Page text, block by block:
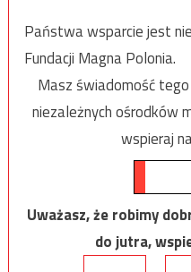
Państwa wsparcie jest
Fundacji Magna Polonia.
Masz świadomość
niezależnych ośrodków
wspieraj
Uważasz, że robimy
do jutra,